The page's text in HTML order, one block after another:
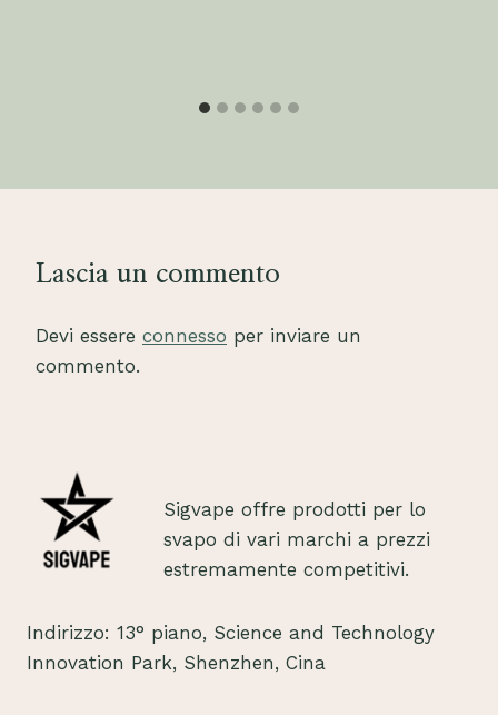
Lascia un commento
Devi essere connesso per inviare un
commento.
Sigvape offre prodotti per lo
svapo di vari marchi a prezzi
estremamente competitivi.
Indirizzo: 13° piano, Science and Technology
Innovation Park, Shenzhen, Cina